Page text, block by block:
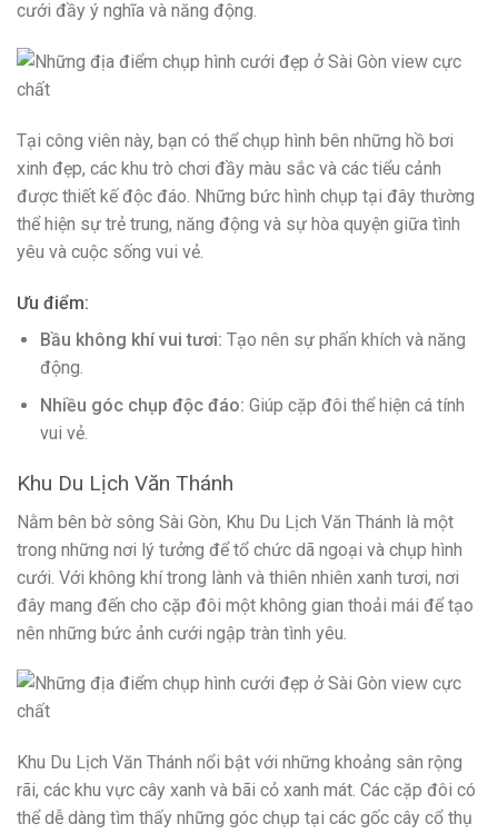
cưới đầy ý nghĩa và năng động.
Tại công viên này, bạn có thể chụp hình bên những hồ bơi
xinh đẹp, các khu trò chơi đầy màu sắc và các tiểu cảnh
được thiết kế độc đáo. Những bức hình chụp tại đây thường
thể hiện sự trẻ trung, năng động và sự hòa quyện giữa tình
yêu và cuộc sống vui vẻ.
Ưu điểm:
Bầu không khí vui tươi: Tạo nên sự phấn khích và năng
động.
Nhiều góc chụp độc đáo: Giúp cặp đôi thể hiện cá tính
vui vẻ.
Khu Du Lịch Văn Thánh
Nằm bên bờ sông Sài Gòn, Khu Du Lịch Văn Thánh là một
trong những nơi lý tưởng để tổ chức dã ngoại và chụp hình
cưới. Với không khí trong lành và thiên nhiên xanh tươi, nơi
đây mang đến cho cặp đôi một không gian thoải mái để tạo
nên những bức ảnh cưới ngập tràn tình yêu.
Khu Du Lịch Văn Thánh nổi bật với những khoảng sân rộng
rãi, các khu vực cây xanh và bãi cỏ xanh mát. Các cặp đôi có
thể dễ dàng tìm thấy những góc chụp tại các gốc cây cổ thụ